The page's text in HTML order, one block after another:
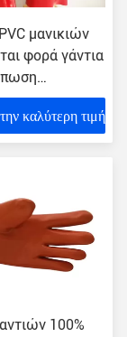
μανικιών
φορά γάντια
οθόνης
καλύτερη τιμή
100%